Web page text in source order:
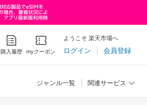
購入履歴 myクーポン
ようこそ 楽天市場へ
ログイン 会員登録
ジャンル一覧 関連サービス